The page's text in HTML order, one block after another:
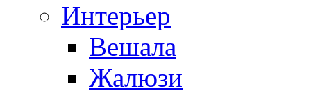
Интерьер
Вешала
Жалюзи